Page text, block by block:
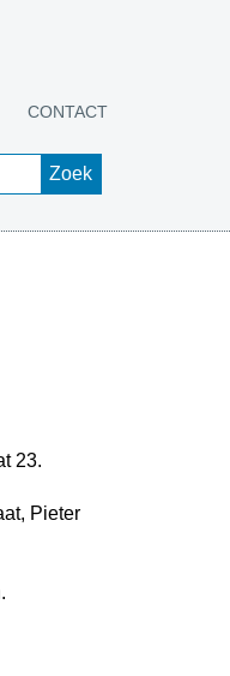
CONTACT
23.
Pieter